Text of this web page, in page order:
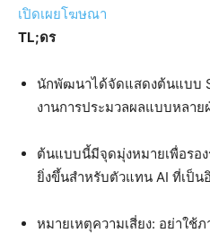
เปิดเผยโฆษณา
TL;ดร
นักพัฒนาได้จัดแสดงต้นแบบ
งานการประมวลผลแบบหลา
ต้นแบบนี้มีจุดมุ่งหมายเพื่อรอ
ยิ่งขึ้นสำหรับตัวแทน AI ที่เป็น
หมายเหตุความเสี่ยง: อย่าใช้